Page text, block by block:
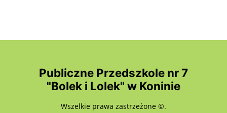
Publiczne Przedszkole nr 7
"Bolek i Lolek" w Koninie
Wszelkie prawa zastrzeżone ©.